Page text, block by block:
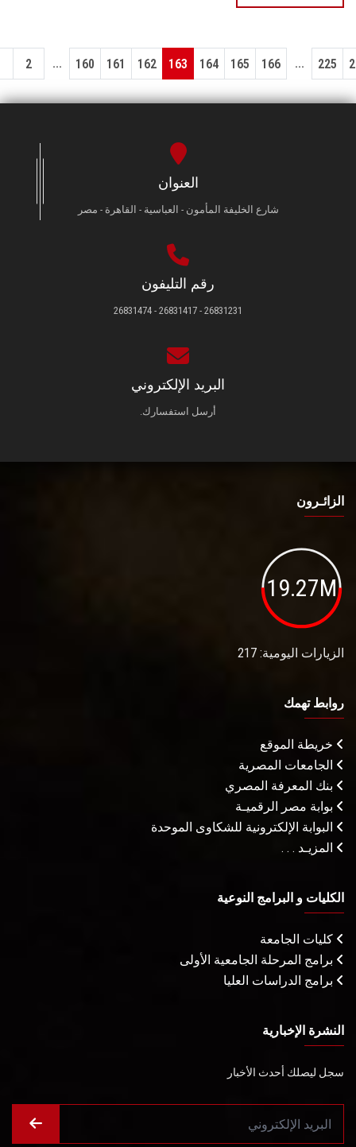
2 ... 160 161 162 163 164 165 166 ... 225
العنوان
شارع الخليفة المأمون - العباسية - القاهرة - مصر
رقم التليفون
26831231 - 26831417 - 26831474
البريد الإلكتروني
أرسل استفسارك.
الزائـرون
19.27M
الزيارات اليومية: 217
روابط تهمك
خريطة الموقع
الجامعات المصرية
بنك المعرفة المصري
بوابة مصر الرقميـة
البوابة الإلكترونية للشكاوى الموحدة
المزيـد . . .
الكليات و البرامج النوعية
كليات الجامعة
برامج المرحلة الجامعية الأولى
برامج الدراسات العليا
النشرة الإخبارية
سجل ليصلك أحدث الأخبار